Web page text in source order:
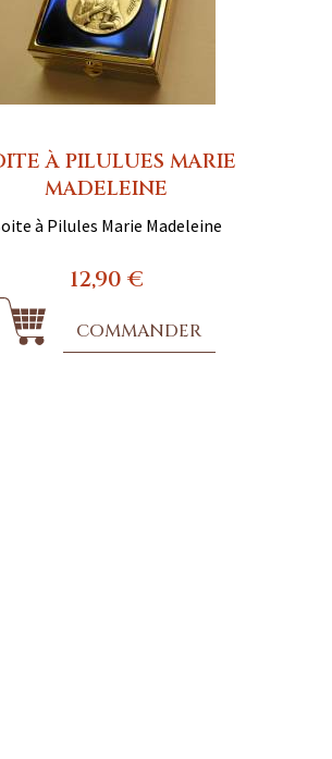
À PILULUES MARIE
MADELEINE
à Pilules Marie Madeleine
12,90 €
COMMANDER